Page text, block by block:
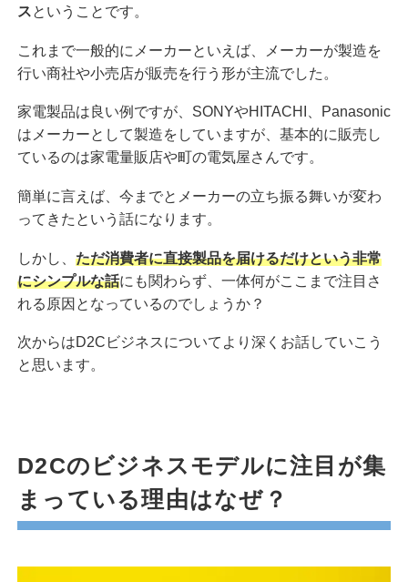
スということです。
これまで一般的にメーカーといえば、メーカーが製造を
行い商社や小売店が販売を行う形が主流でした。
家電製品は良い例ですが、SONYやHITACHI、Panasonic
はメーカーとして製造をしていますが、基本的に販売し
ているのは家電量販店や町の電気屋さんです。
簡単に言えば、今までとメーカーの立ち振る舞いが変わ
ってきたという話になります。
しかし、 ただ消費者に直接製品を届けるだけという非常
にシンプルな話にも関わらず、一体何がここまで注目さ
れる原因となっているのでしょうか？
次からはD2Cビジネスについてより深くお話していこう
と思います。
D2Cのビジネスモデルに注目が集
まっている理由はなぜ？